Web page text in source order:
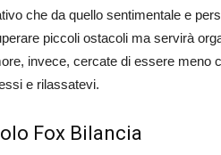
che da quello sentimentale e
piccoli ostacoli ma servirà
invece, cercate di essere meno
e rilassatevi.
Fox Bilancia